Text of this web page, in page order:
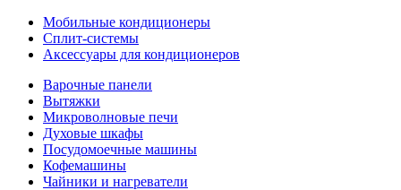
Мобильные кондиционеры
Сплит-системы
Аксессуары для кондиционеров
Варочные панели
Вытяжки
Микроволновые печи
Духовые шкафы
Посудомоечные машины
Кофемашины
Чайники и нагреватели